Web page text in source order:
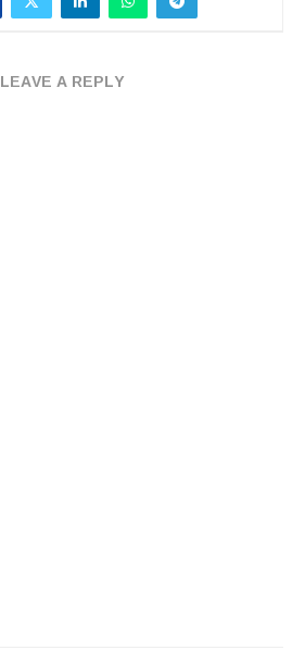
LEAVE A REPLY